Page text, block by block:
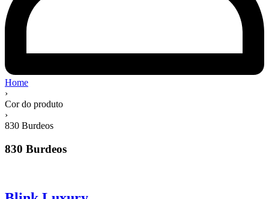
Home
›
Cor do produto
›
830 Burdeos
830 Burdeos